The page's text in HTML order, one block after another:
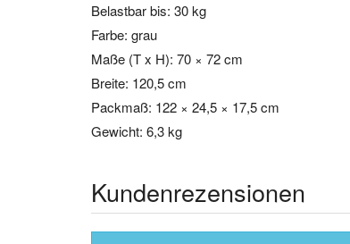
Belastbar bis: 30 kg
Farbe: grau
Maße (T x H): 70 × 72 cm
Breite: 120,5 cm
Packmaß: 122 × 24,5 × 17,5 cm
Gewicht: 6,3 kg
Kundenrezensionen